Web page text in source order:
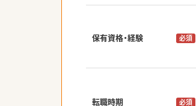
保有資格・経験 必須
転職時期 必須